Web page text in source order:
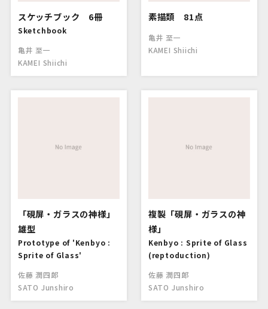
スケッチブック 6冊
Sketchbook
亀井 至一
KAMEI Shiichi
素描類 81点
亀井 至一
KAMEI Shiichi
「硯屏・ガラスの神様」
雄型
Prototype of 'Kenbyo :
Sprite of Glass'
佐藤 潤四郎
SATO Junshiro
複製「硯屏・ガラスの神
様」
Kenbyo : Sprite of Glass
(reptoduction)
佐藤 潤四郎
SATO Junshiro